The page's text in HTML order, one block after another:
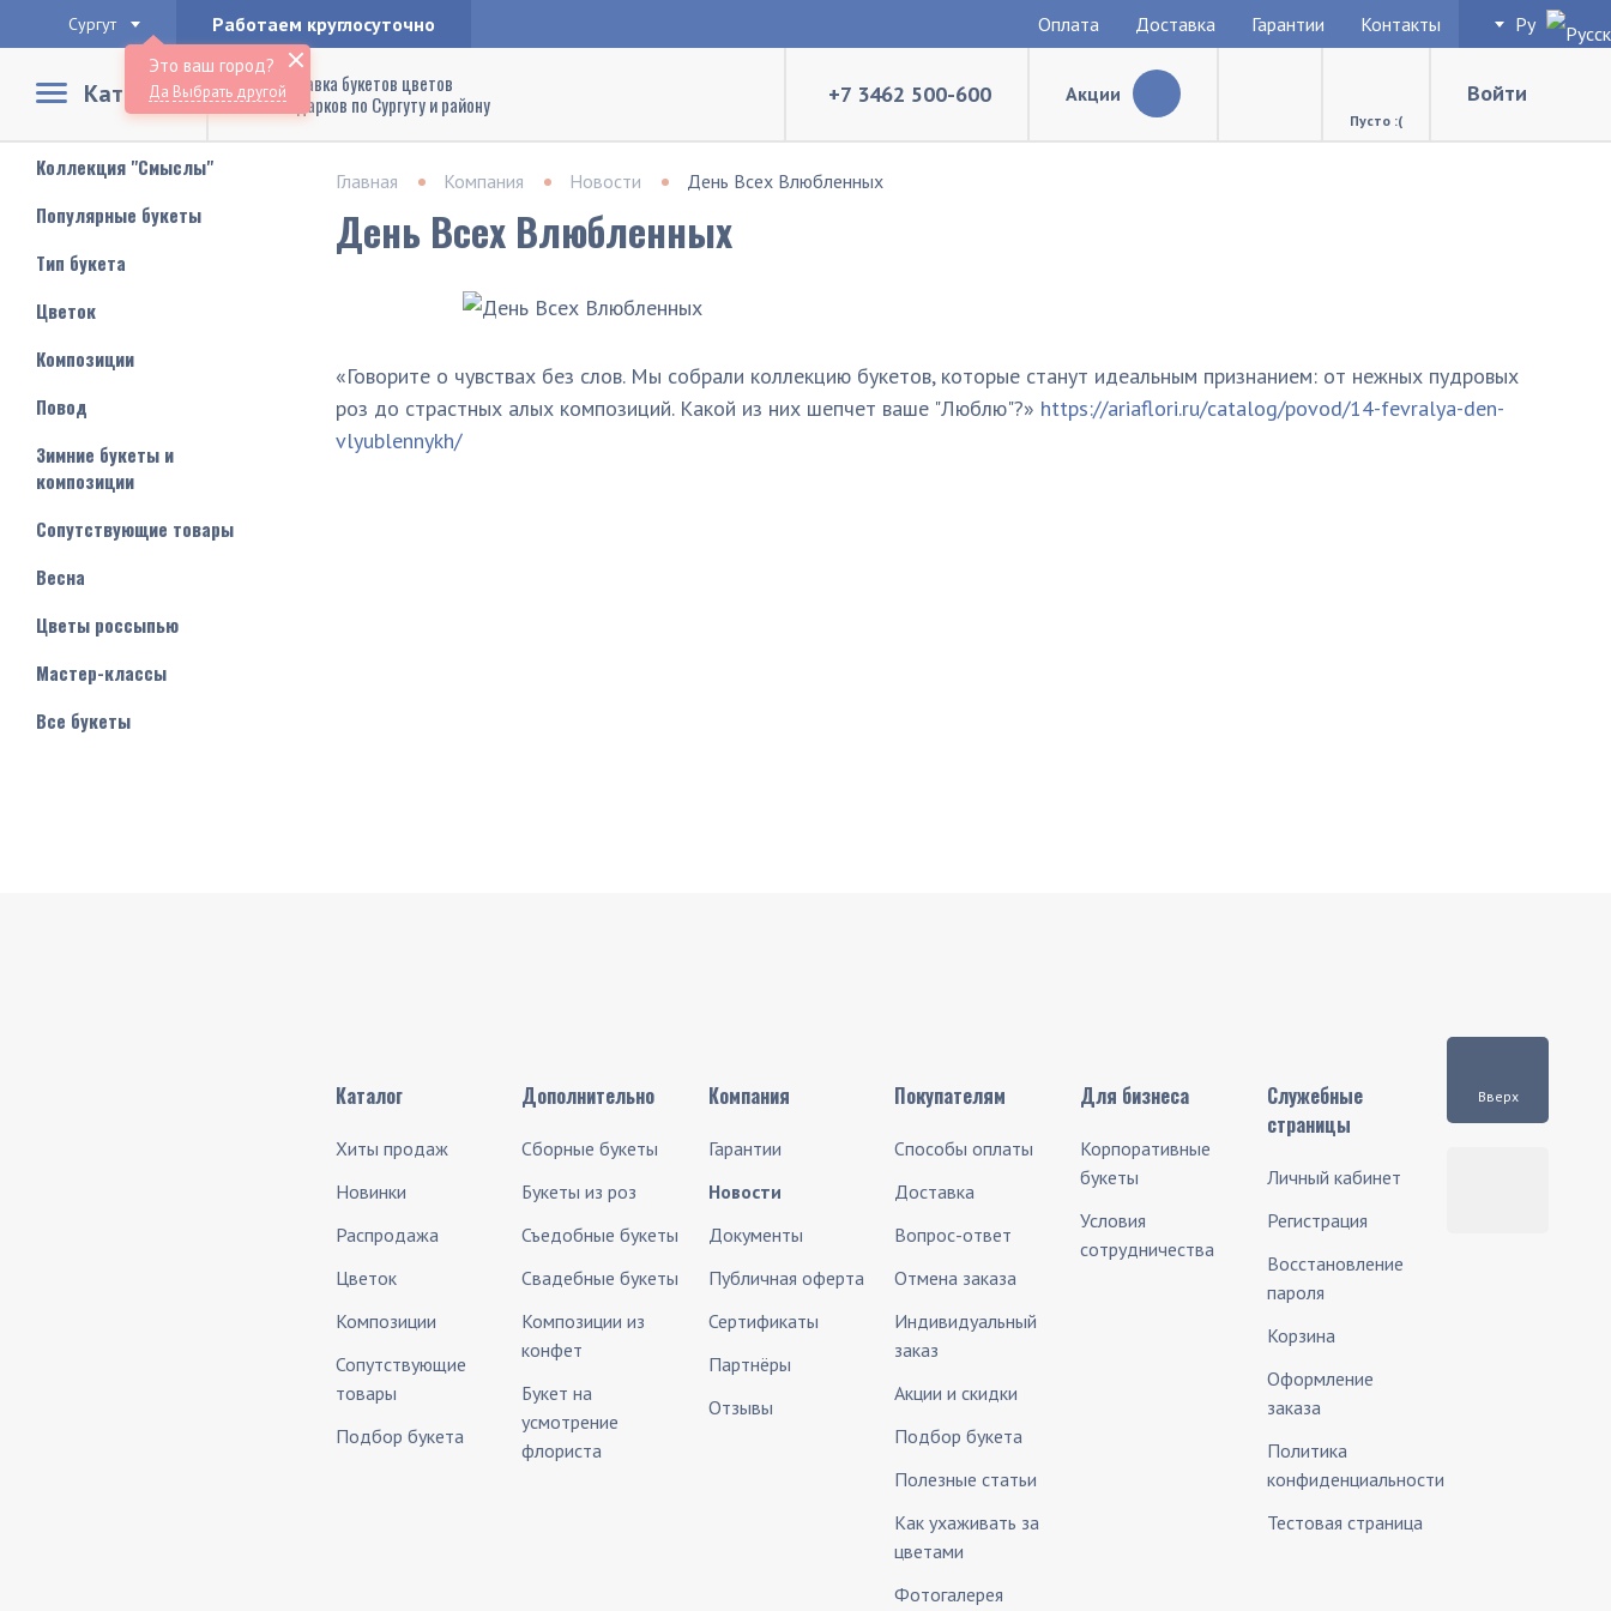
Это ваш город?
Да Выбрать другой
Сургут Работаем круглосуточно Ру
Оплата Доставка Гарантии Контакты
Каталог
Доставка букетов цветов
и подарков по Сургуту и району
+7 3462 500-600 Акции
Пусто :(
Войти
Коллекция "Смыслы"
Популярные букеты
Тип букета
Цветок
Композиции
Повод
Зимние букеты и
композиции
Сопутствующие товары
Весна
Цветы россыпью
Мастер-классы
Все букеты
Главная Компания Новости День Всех Влюбленных
День Всех Влюбленных
«Говорите о чувствах без слов. Мы собрали коллекцию букетов, которые станут идеальным признанием: от нежных пудровых
роз до страстных алых композиций. Какой из них шепчет ваше "Люблю"?» https://ariaflori.ru/catalog/povod/14-fevralya-den-
vlyublennykh/
Вверх
Каталог
Хиты продаж
Новинки
Распродажа
Цветок
Композиции
Сопутствующие
товары
Подбор букета
Дополнительно
Сборные букеты
Букеты из роз
Съедобные букеты
Свадебные букеты
Композиции из
конфет
Букет на
усмотрение
флориста
Компания
Гарантии
Новости
Документы
Публичная оферта
Сертификаты
Партнёры
Отзывы
Покупателям
Способы оплаты
Доставка
Вопрос-ответ
Отмена заказа
Индивидуальный
заказ
Акции и скидки
Подбор букета
Полезные статьи
Как ухаживать за
цветами
Фотогалерея
Для бизнеса
Корпоративные
букеты
Условия
сотрудничества
Служебные
страницы
Личный кабинет
Регистрация
Восстановление
пароля
Корзина
Оформление
заказа
Политика
конфиденциальности
Тестовая страница